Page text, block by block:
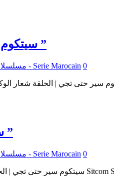
سيتكوم | سير حتى تجي 2 : عنوان الحلقة : ” شعار الوكالة ”
مسلسلات مغربية - Serie Marocain 0
سيتكوم | سير حتى تجي 2 : عنوان الحلقة : ” شباك ”
مسلسلات مغربية - Serie Marocain 0